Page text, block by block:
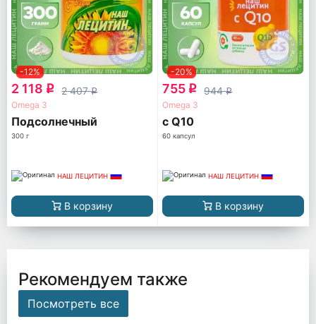
-12%
2 118 q 2 407q
Omega 3
Подсолнечный
300 г
НАШ ЛЕЦИТИН
В корзину
-20%
755 q 944q
Omega 3
с Q10
60 капсул
НАШ ЛЕЦИТИН
В корзину
Рекомендуем также
Посмотреть все